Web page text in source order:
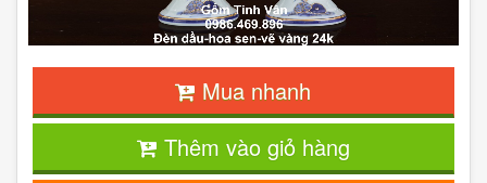
Mua nhanh
Thêm vào giỏ hàng